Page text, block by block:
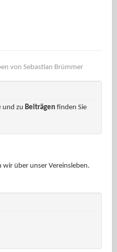
von Sebastian Brümmer
und zu Beiträgen finden Sie
wir über unser Vereinsleben.